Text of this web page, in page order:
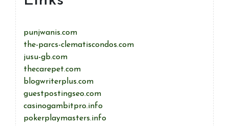
punjwanis.com
the-parcs-clematiscondos.com
jusu-gb.com
thecarepet.com
blogwriterplus.com
guestpostingseo.com
casinogambitpro.info
pokerplaymasters.info